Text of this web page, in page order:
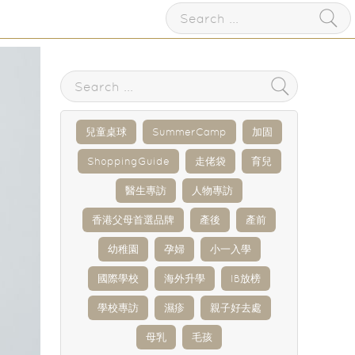
兒童桌球 SummerCamp 加固
ShoppingGuide 走佬袋 育兒
醫生專訪 人物專訪
香港父母首選品牌 產後 產前
幼稚園 孕婦 小一入學
國際學校 海外升學 IB放榜
學校專訪 濕疹 親子好去處
母乳 毛孩